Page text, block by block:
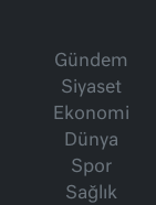
Gündem
Siyaset
Ekonomi
Dünya
Spor
Sağlık